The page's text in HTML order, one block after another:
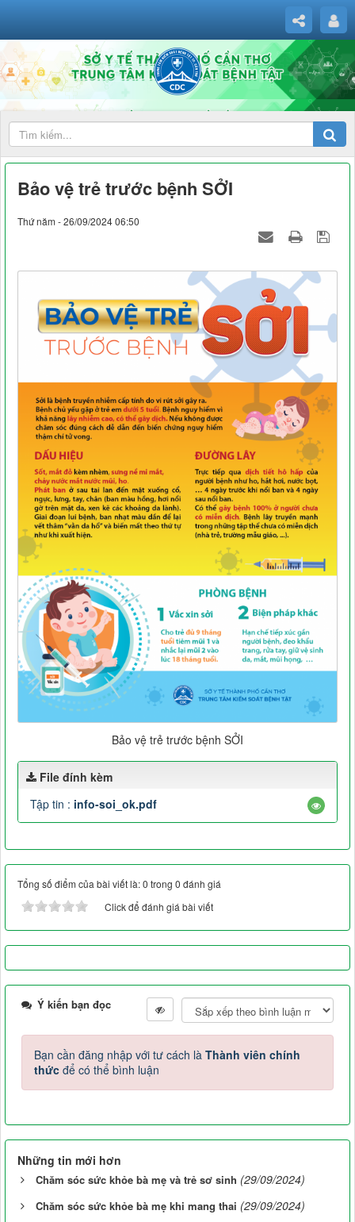
Bảo vệ trẻ trước bệnh SỞI
Thứ năm - 26/09/2024 06:50
Bảo vệ trẻ trước bệnh SỞI
File đính kèm
Tập tin : info-soi_ok.pdf
Tổng số điểm của bài viết là: 0 trong 0 đánh giá
Click để đánh giá bài viết
Ý kiến bạn đọc
Bạn cần đăng nhập với tư cách là Thành viên chính
thức để có thể bình luận
Những tin mới hơn
Chăm sóc sức khỏe bà mẹ và trẻ sơ sinh (29/09/2024)
Chăm sóc sức khỏe bà mẹ khi mang thai (29/09/2024)